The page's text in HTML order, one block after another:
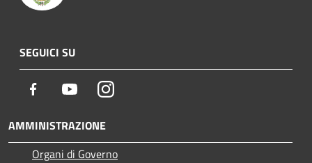
SEGUICI SU
Facebook YoutubeInstagram
AMMINISTRAZIONE
Organi di Governo